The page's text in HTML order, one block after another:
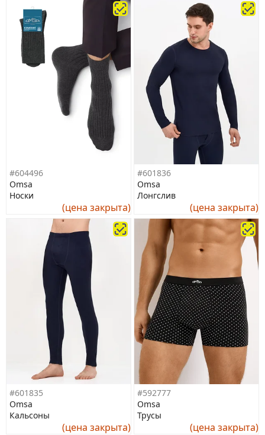
#604496
Omsa
Носки
(цена закрыта)
#601836
Omsa
Лонгслив
(цена закрыта)
#601835
Omsa
Кальсоны
(цена закрыта)
#592777
Omsa
Трусы
(цена закрыта)